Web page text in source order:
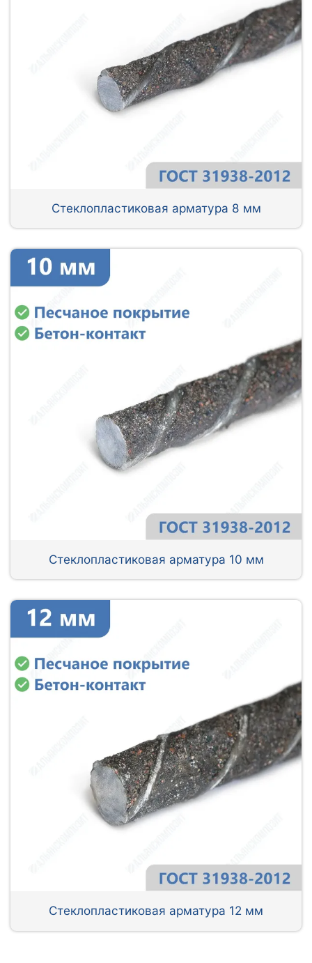
Стеклопластиковая арматура 8 мм
Стеклопластиковая арматура 10 мм
Стеклопластиковая арматура 12 мм